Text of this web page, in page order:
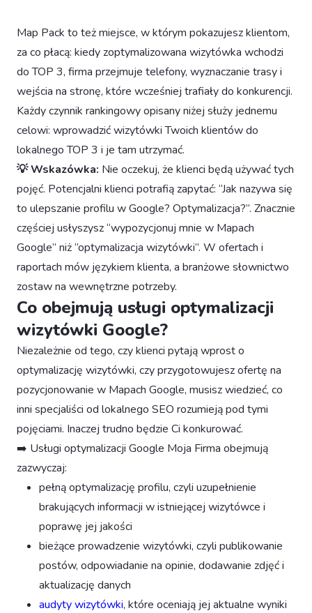
Map Pack to też miejsce, w którym pokazujesz klientom,
za co płacą: kiedy zoptymalizowana wizytówka wchodzi
do TOP 3, firma przejmuje telefony, wyznaczanie trasy i
wejścia na stronę, które wcześniej trafiały do konkurencji.
Każdy czynnik rankingowy opisany niżej służy jednemu
celowi: wprowadzić wizytówki Twoich klientów do
lokalnego TOP 3 i je tam utrzymać.
💡 Wskazówka: Nie oczekuj, że klienci będą używać tych
pojęć. Potencjalni klienci potrafią zapytać: “Jak nazywa się
to ulepszanie profilu w Google? Optymalizacja?”. Znacznie
częściej usłyszysz “wypozycjonuj mnie w Mapach
Google” niż “optymalizacja wizytówki”. W ofertach i
raportach mów językiem klienta, a branżowe słownictwo
zostaw na wewnętrzne potrzeby.
Co obejmują usługi optymalizacji
wizytówki Google?
Niezależnie od tego, czy klienci pytają wprost o
optymalizację wizytówki, czy przygotowujesz ofertę na
pozycjonowanie w Mapach Google, musisz wiedzieć, co
inni specjaliści od lokalnego SEO rozumieją pod tymi
pojęciami. Inaczej trudno będzie Ci konkurować.
➡️ Usługi optymalizacji Google Moja Firma obejmują
zazwyczaj:
pełną optymalizację profilu, czyli uzupełnienie
brakujących informacji w istniejącej wizytówce i
poprawę jej jakości
bieżące prowadzenie wizytówki, czyli publikowanie
postów, odpowiadanie na opinie, dodawanie zdjęć i
aktualizację danych
audyty wizytówki, które oceniają jej aktualne wyniki